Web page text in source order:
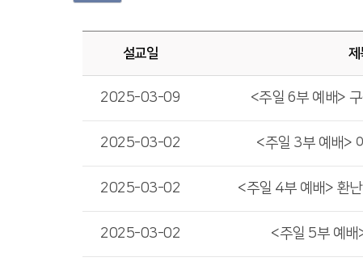
설교일 제
2025-03-09 <주일 6부 예배>
2025-03-02 <주일 3부 예배>
2025-03-02 <주일 4부 예배> 환
2025-03-02 <주일 5부 예배